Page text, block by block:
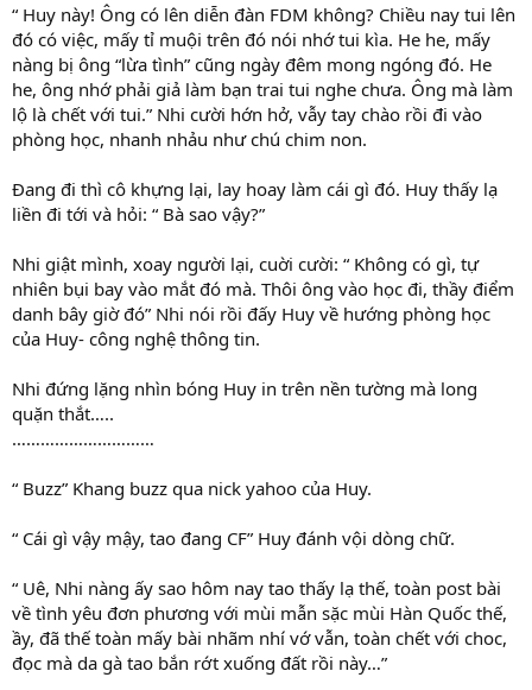
“ Huy này! Ông có lên diễn đàn FDM không? Chiều nay tui lên
đó có việc, mấy tỉ muội trên đó nói nhớ tui kìa. He he, mấy
nàng bị ông “lừa tình” cũng ngày đêm mong ngóng đó. He
he, ông nhớ phải giả làm bạn trai tui nghe chưa. Ông mà làm
lộ là chết với tui.” Nhi cười hớn hở, vẫy tay chào rồi đi vào
phòng học, nhanh nhảu như chú chim non.
Đang đi thì cô khựng lại, lay hoay làm cái gì đó. Huy thấy lạ
liền đi tới và hỏi: “ Bà sao vậy?”
Nhi giật mình, xoay người lại, cuời cười: “ Không có gì, tự
nhiên bụi bay vào mắt đó mà. Thôi ông vào học đi, thầy điểm
danh bây giờ đó” Nhi nói rồi đấy Huy về hướng phòng học
của Huy- công nghệ thông tin.
Nhi đứng lặng nhìn bóng Huy in trên nền tường mà long
quặn thắt…..
…………………………
“ Buzz” Khang buzz qua nick yahoo của Huy.
“ Cái gì vậy mậy, tao đang CF” Huy đánh vội dòng chữ.
“ Uê, Nhi nàng ấy sao hôm nay tao thấy lạ thế, toàn post bài
về tình yêu đơn phương với mùi mẫn sặc mùi Hàn Quốc thế,
ầy, đã thế toàn mấy bài nhãm nhí vớ vẫn, toàn chết với choc,
đọc mà da gà tao bắn rớt xuống đất rồi này…”